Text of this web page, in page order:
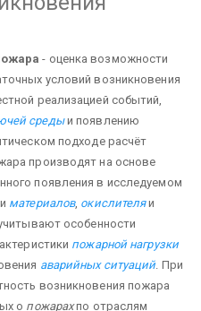
- оценка возможности
условий возникновения
реализацией событий,
средыи появлению
подходе расчёт
производят на основе
появления в исследуемом
материалов, окислителяи
особенности
пожарной нагрузки
аварийных ситуаций. При
возникновения пожара
о пожарахпо отраслям